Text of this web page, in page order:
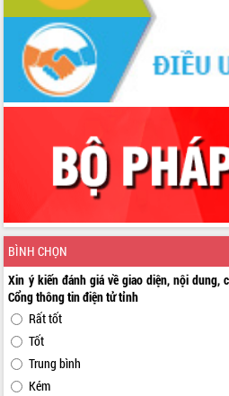
BÌNH CHỌN
Xin ý kiến đánh giá về giao diện, nội dung,
Cổng thông tin điện tử tỉnh
Rất tốt
Tốt
Trung bình
Kém